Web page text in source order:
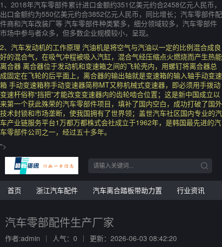
1、2018年汽车零部件累计进口金额约351亿美元约合2458亿元人民币，
出口金额约为550亿美元约合3852亿元人民币，同比增长；汽车零部件配
件商和汽车改装厂等 汽车零部件种类繁多，细分领域较多，汽车零部件
市场中参与者众多，但多数企业规模较小，呈现。
2、汽车发动机的工作原理 汽油机是将空气与汽油以一定的比例混合成良
好的混合气，在吸气冲程被吸入汽缸，混合气经压缩点火燃烧而产生热能
离合器 离合器位于发动机和变速箱之间的飞轮壳内，用螺钉将离合器总
成固定在飞轮的后平面上，离合器的输出轴就是变速箱的输入轴手动变速
箱 手动变速箱称手动变速器简称MT又称机械式变速器，即必须用手拨动
变速杆俗称“挡把”才能改变变速器内的齿轮啮合位置；这是新中国成立以
来第一个获此殊荣的汽车零部件项目，填补了国内空白，成功打破了国外
技术封锁和市场垄断，使我国拥有了世界领；盖世汽车社区国内专业的汽
车产业链服务平台1万都万都株式会社成立于1962年，是韩国最先进的汽
车零部件公司之一，经过五十多年。
">
首页 浙江汽车配件 汽车离合踏板带助力置 行业资讯
汽车零部配件生产厂家
作者:admin 人气：0
更新：2026-06-03 08:42:20